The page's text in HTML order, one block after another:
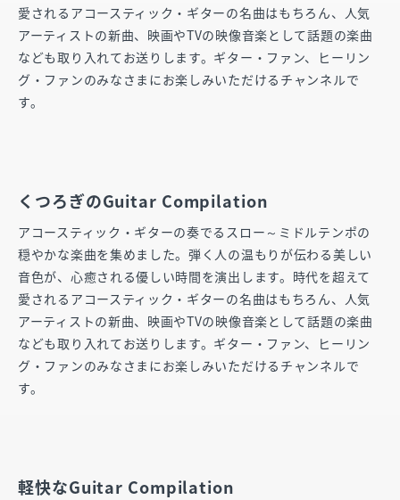
愛されるアコースティック・ギターの名曲はもちろん、人気
アーティストの新曲、映画やTVの映像音楽として話題の楽曲
なども取り入れてお送りします。ギター・ファン、ヒーリン
グ・ファンのみなさまにお楽しみいただけるチャンネルで
す。
くつろぎのGuitar Compilation
アコースティック・ギターの奏でるスロー～ミドルテンポの
穏やかな楽曲を集めました。弾く人の温もりが伝わる美しい
音色が、心癒される優しい時間を演出します。時代を超えて
愛されるアコースティック・ギターの名曲はもちろん、人気
アーティストの新曲、映画やTVの映像音楽として話題の楽曲
なども取り入れてお送りします。ギター・ファン、ヒーリン
グ・ファンのみなさまにお楽しみいただけるチャンネルで
す。
軽快なGuitar Compilation